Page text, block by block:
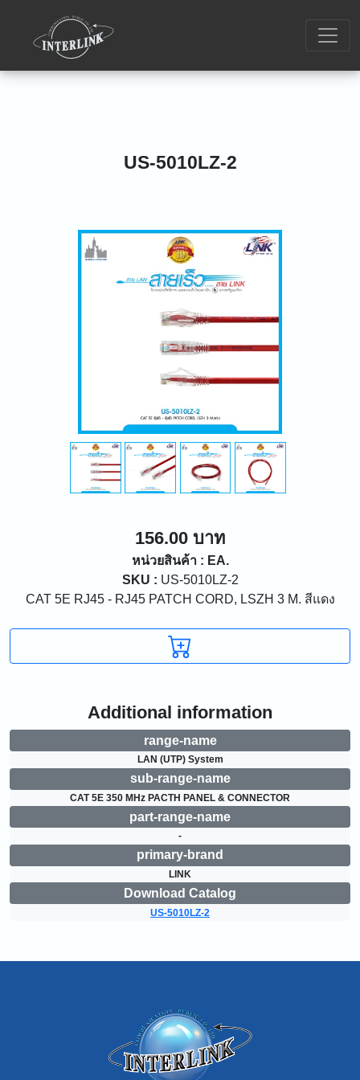
US-5010LZ-2
156.00 บาท
หน่วยสินค้า : EA.
SKU : US-5010LZ-2
CAT 5E RJ45 - RJ45 PATCH CORD, LSZH 3 M. สีแดง
Additional information
range-name
LAN (UTP) System
sub-range-name
CAT 5E 350 MHz PACTH PANEL & CONNECTOR
part-range-name
-
primary-brand
LINK
Download Catalog
US-5010LZ-2